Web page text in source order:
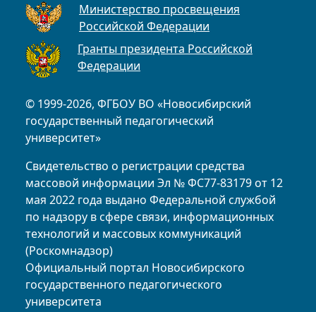
© 1999-2026, ФГБОУ ВО «Новосибирский
государственный педагогический
университет»
Свидетельство о регистрации средства
массовой информации Эл № ФС77-83179 от 12
мая 2022 года выдано Федеральной службой
по надзору в сфере связи, информационных
технологий и массовых коммуникаций
(Роскомнадзор)
Официальный портал Новосибирского
государственного педагогического
университета
Министерство просвещения
Российской Федерации
Гранты президента Российской
Федерации